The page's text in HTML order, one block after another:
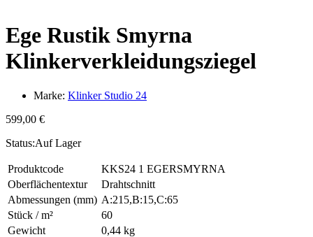
Ege Rustik Smyrna
Klinkerverkleidungsziegel
Marke: Klinker Studio 24
599,00 €
Status:Auf Lager
Produktcode KKS24 1 EGERSMYRNA
Oberflächentextur
Drahtschnitt
Abmessungen (mm) A:215,B:15,C:65
Stück / m²
60
Gewicht
0,44 kg